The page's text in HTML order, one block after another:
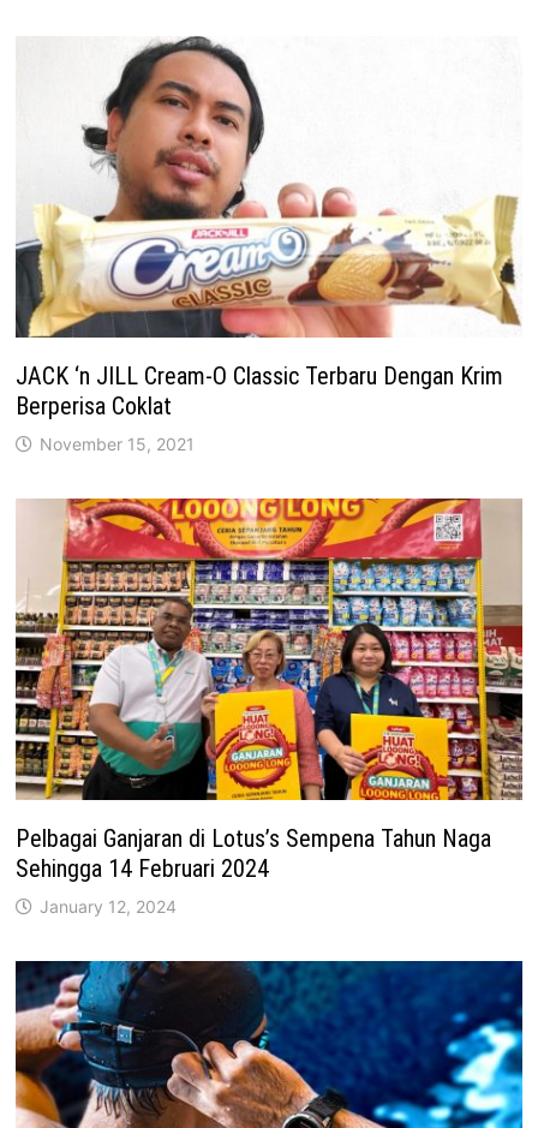
JACK ‘n JILL Cream-O Classic Terbaru Dengan Krim
Berperisa Coklat
November 15, 2021
Pelbagai Ganjaran di Lotus’s Sempena Tahun Naga
Sehingga 14 Februari 2024
January 12, 2024